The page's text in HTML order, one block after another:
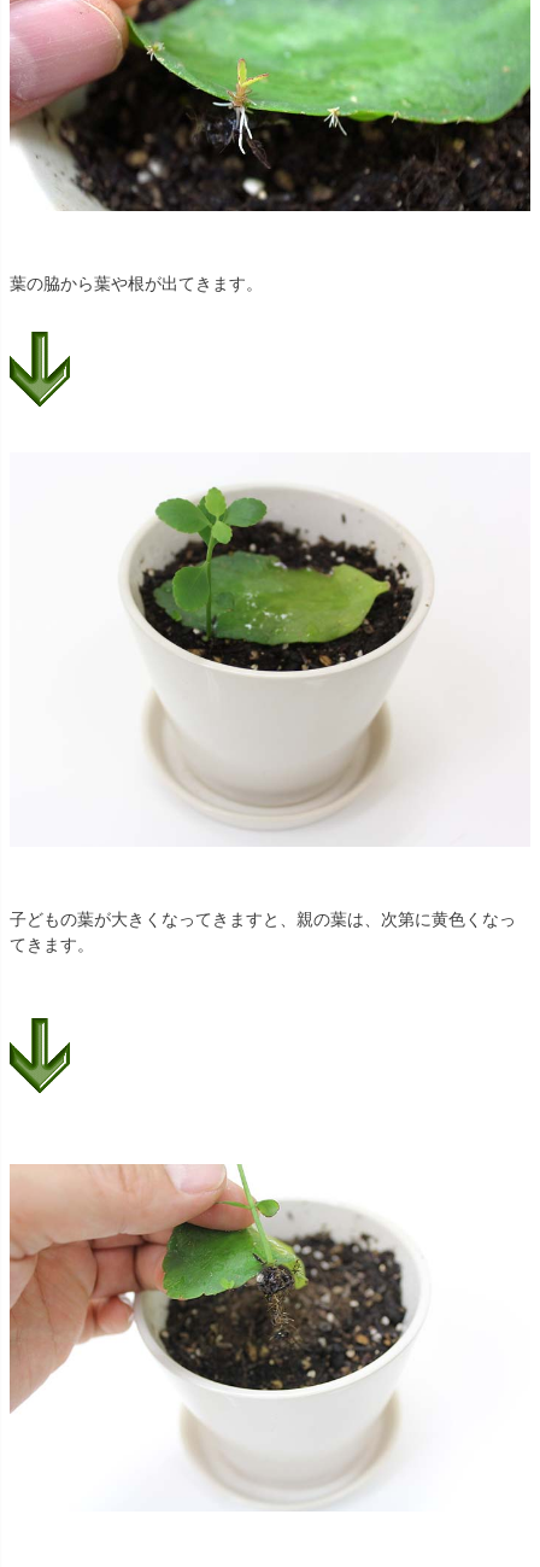
葉の脇から葉や根が出てきます。
子どもの葉が大きくなってきますと、親の葉は、次第に黄色くなっ
てきます。